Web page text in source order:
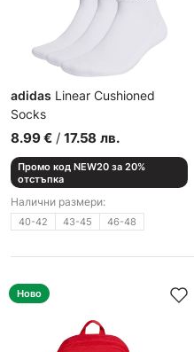
adidas Linear Cushioned
Socks
Чорапи
8.99 € / 17.58 лв.
Промо код NEW20 за 20%
отстъпка
Налични размери:
40-42 43-45 46-48
Ново